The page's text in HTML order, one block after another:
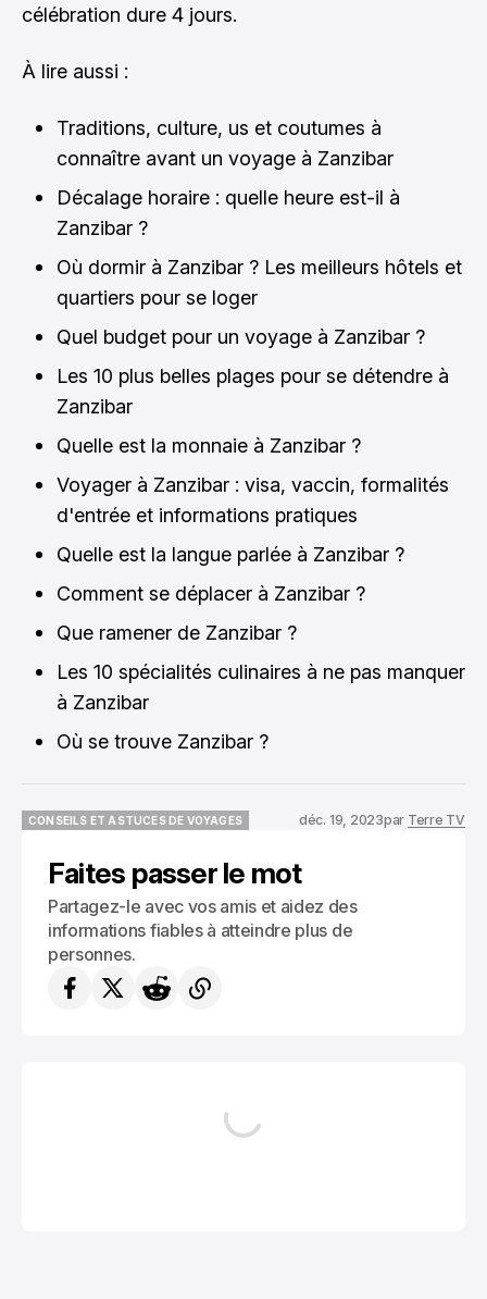
célébration dure 4 jours.
À lire aussi :
Traditions, culture, us et coutumes à
connaître avant un voyage à Zanzibar
Décalage horaire : quelle heure est-il à
Zanzibar ?
Où dormir à Zanzibar ? Les meilleurs hôtels et
quartiers pour se loger
Quel budget pour un voyage à Zanzibar ?
Les 10 plus belles plages pour se détendre à
Zanzibar
Quelle est la monnaie à Zanzibar ?
Voyager à Zanzibar : visa, vaccin, formalités
d'entrée et informations pratiques
Quelle est la langue parlée à Zanzibar ?
Comment se déplacer à Zanzibar ?
Que ramener de Zanzibar ?
Les 10 spécialités culinaires à ne pas manquer
à Zanzibar
Où se trouve Zanzibar ?
CONSEILS ET ASTUCES DE VOYAGES
déc. 19, 2023par Terre TV
Faites passer le mot
Partagez-le avec vos amis et aidez des
informations fiables à atteindre plus de
personnes.